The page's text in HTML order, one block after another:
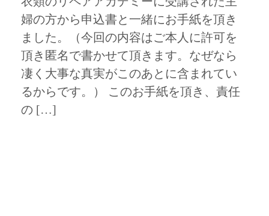
婦の方から申込書と一緒にお手紙を頂き
ました。（今回の内容はご本人に許可を
頂き匿名で書かせて頂きます。なぜなら
凄く大事な真実がこのあとに含まれてい
るからです。） このお手紙を頂き、責任
の […]